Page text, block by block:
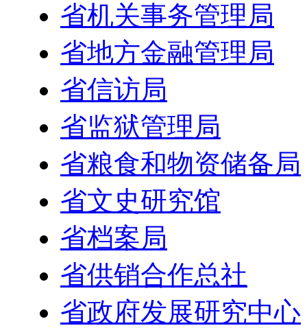
省机关事务管理局
省地方金融管理局
省信访局
省监狱管理局
省粮食和物资储备局
省文史研究馆
省档案局
省供销合作总社
省政府发展研究中心